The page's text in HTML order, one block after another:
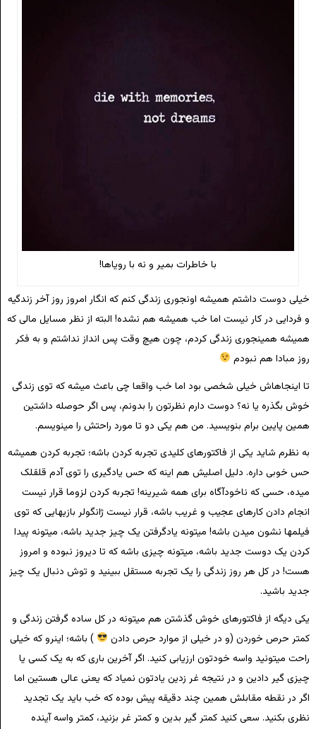
با خاطرات بمیر و نه با رویاها!
خیلی دوست داشتم همیشه اونجوری زندگی کنم که انگار امروز روز آخر زندگیه
و فردایی در کار نیست اما خب همیشه هم نشده! البته از نظر مسایل مالی که
همیشه همینجوری زندگی کردم، چون هیچ وقت پس انداز نداشتم و به فکر
روز مبادا هم نبودم
تا اینجاهاش خیلی شخصی بود اما خب واقعا چی باعث میشه که توی زندگی
خوش بگذره یا نه؟ دوست دارم نظرتون را بدونم، پس اگر حوصله داشتین
همین پایین برام بنویسید. من هم یکی دو تا مورد راحتش را مینویسم.
به نظرم شاید یکی از فاکتورهای کلیدی تجربه کردن باشه؛ تجربه کردن همیشه
حس خوبی داره. دلیل اصلیش هم اینه که حس یادگیری را توی آدم قلقلک
میده، حسی که ناخودآگاه برای همه شیرینه! تجربه کردن لزوما قرار نیست
انجام دادن کارهای عجیب و غریب باشه، قرار نیست ژانگولر بازیهایی که توی
فیلمها نشون میدن باشه! میتونه یادگرفتن یک چیز جدید باشه، میتونه پیدا
کردن یک دوست جدید باشه، میتونه چیزی باشه که تا دیروز نبوده و امروز
هست! در کل هر روز زندگی را یک تجربه مستقل ببینید و توش دنبال یک چیز
جدید باشید.
یکی دیگه از فاکتورهای خوش گذشتن هم میتونه در کل ساده گرفتن زندگی و
کمتر حرص خوردن (و در خیلی از موارد حرص دادن
) باشه؛ اینرو که خیلی
راحت میتونید واسه خودتون ارزیابی کنید. اگر آخرین باری که به یک کسی یا
چیزی گیر دادین و در نتیجه غر زدین یادتون نمیاد که یعنی عالی هستین اما
اگر در نقطه مقابلش همین چند دقیقه پیش بوده که خب باید یک تجدید
نظری بکنید. سعی کنید کمتر گیر بدین و کمتر غر بزنید، کمتر واسه آینده